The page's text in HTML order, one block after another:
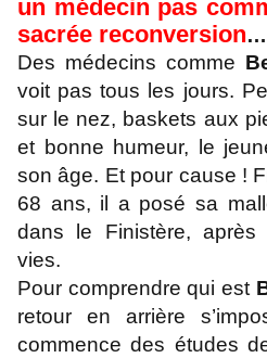
un médecin pas
sacrée reconversion…
Des médecins comme
voit pas tous les jours.
sur le nez, baskets aux
et bonne humeur, le
son âge. Et pour cause !
68 ans, il a posé sa
dans le Finistère, après
vies.
Pour comprendre qui est
retour en arrière
commence des études